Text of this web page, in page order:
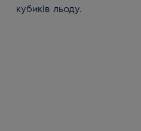
кубиків льоду.